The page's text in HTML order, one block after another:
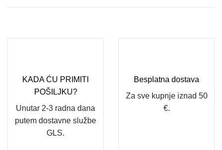
KADA ĆU PRIMITI
POŠILJKU?
Unutar 2-3 radna dana
putem dostavne službe
GLS.
Besplatna dostava
Za sve kupnje iznad 50
€.